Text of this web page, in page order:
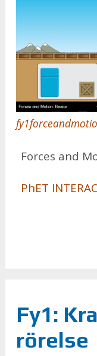
For­ces and
PhET
Fy1:
rörelse